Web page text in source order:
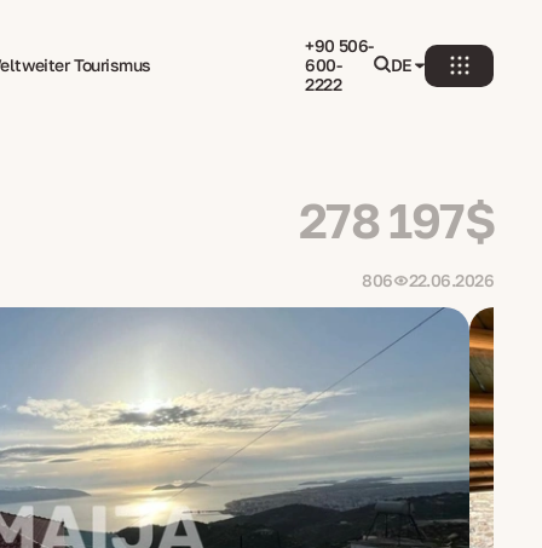
Tourismus
+90 506-
600-
2222
DE
278 197$
806 22.06.2026